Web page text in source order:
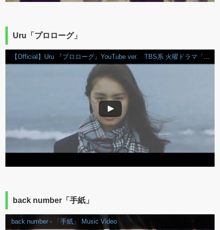
Uru「プロローグ」
【Official】Uru 『プロローグ』YouTube ver. TBS系 火曜ドラマ「中学聖日記」主題歌
back number「手紙」
back number - 「手紙」 Music Video